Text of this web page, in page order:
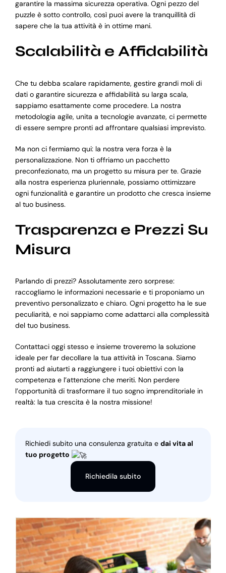
garantire la massima sicurezza operativa. Ogni pezzo del
puzzle è sotto controllo, così puoi avere la tranquillità di
sapere che la tua attività è in ottime mani.
Scalabilità e Affidabilità
Che tu debba scalare rapidamente, gestire grandi moli di
dati o garantire sicurezza e affidabilità su larga scala,
sappiamo esattamente come procedere. La nostra
metodologia agile, unita a tecnologie avanzate, ci permette
di essere sempre pronti ad affrontare qualsiasi imprevisto.
Ma non ci fermiamo qui: la nostra vera forza è la
personalizzazione. Non ti offriamo un pacchetto
preconfezionato, ma un progetto su misura per te. Grazie
alla nostra esperienza pluriennale, possiamo ottimizzare
ogni funzionalità e garantire un prodotto che cresca insieme
al tuo business.
Trasparenza e Prezzi Su
Misura
Parlando di prezzi? Assolutamente zero sorprese:
raccogliamo le informazioni necessarie e ti proponiamo un
preventivo personalizzato e chiaro. Ogni progetto ha le sue
peculiarità, e noi sappiamo come adattarci alla complessità
del tuo business.
Contattaci oggi stesso e insieme troveremo la soluzione
ideale per far decollare la tua attività in Toscana. Siamo
pronti ad aiutarti a raggiungere i tuoi obiettivi con la
competenza e l’attenzione che meriti. Non perdere
l’opportunità di trasformare il tuo sogno imprenditoriale in
realtà: la tua crescita è la nostra missione!
Richiedi subito una consulenza gratuita e dai vita al
tuo progetto
Richiedila subito